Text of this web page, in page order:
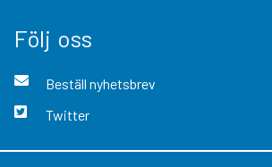
Följ oss
Beställ nyhetsbrev
Twitter